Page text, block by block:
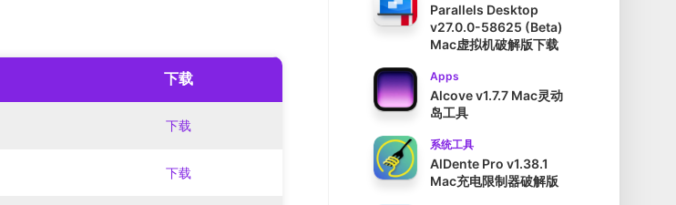
下载
下载
下载
Parallels Desktop
v27.0.0-58625 (Beta)
Mac虚拟机破解版下载
Apps
Alcove v1.7.7 Mac灵动
岛工具
系统工具
AlDente Pro v1.38.1
Mac充电限制器破解版